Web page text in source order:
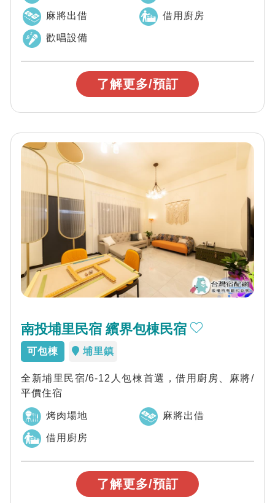
麻將出借 借用廚房
歡唱設備
了解更多/預訂
南投埔里民宿 繽界包棟民宿
可包棟 埔里鎮
全新埔里民宿/6-12人包棟首選，借用廚房、麻將/
平價住宿
烤肉場地 麻將出借
借用廚房
了解更多/預訂